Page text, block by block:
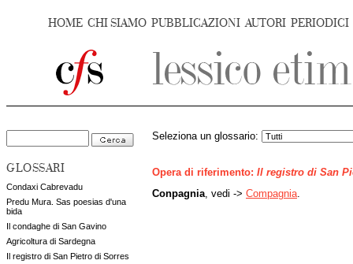
HOME CHI SIAMO PUBBLICAZIONI AUTORI PERIODICI
GLOSSARI
Condaxi Cabrevadu
Predu Mura. Sas poesias d'una
bida
Il condaghe di San Gavino
Agricoltura di Sardegna
Il registro di San Pietro di Sorres
Seleziona un glossario:
Opera di riferimento: Il registro di San
Conpagnia , vedi -> Compagnia